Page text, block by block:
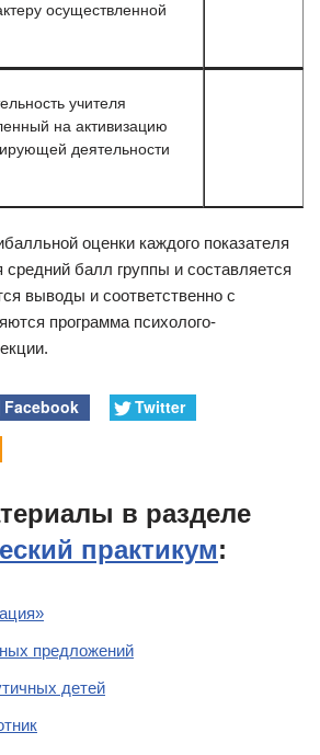
осуществленной
учителя
на активизацию
деятельности
оценки каждого показателя
балл группы и составляется
выводы и соответственно с
программа психолого-
Facebook
Twitter
в разделе
практикум:
предложений
детей